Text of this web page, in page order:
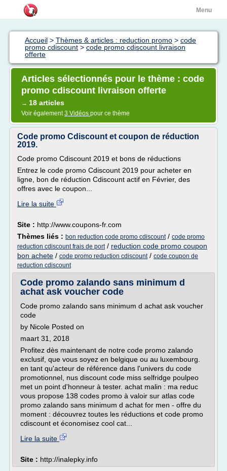
Menu
Accueil > Thèmes & articles : reduction promo > code
promo cdiscount > code promo cdiscount livraison
offerte
Articles sélectionnés pour le thème : code
promo cdiscount livraison offerte
→ 18 articles
Voir également3 Vidéos pour ce thème
Code promo Cdiscount et coupon de réduction
2019.
Code promo Cdiscount 2019 et bons de réductions
Entrez le code promo Cdiscount 2019 pour acheter en
ligne, bon de réduction Cdiscount actif en Février, des
offres avec le coupon...
Lire la suite
Site : http://www.coupons-fr.com
Thèmes liés : bon reduction code promo cdiscount/ code promo
reduction cdiscount frais de port/ reduction code promo coupon
bon achete / code promo reduction cdiscount/ code coupon de
reduction cdiscount
Code promo zalando sans minimum d
achat ask voucher code
Code promo zalando sans minimum d achat ask voucher
code
by Nicole Posted on
maart 31, 2018
Profitez dès maintenant de notre code promo zalando
exclusif, que vous soyez en belgique ou au luxembourg.
en tant qu'acteur de référence dans l'univers du code
promotionnel, nus discount code miss selfridge poulpeo
met un point d'honneur à tester. achat malin : ma reduc
vous propose 138 codes promo à valoir sur atlas code
promo zalando sans minimum d achat for men - offre du
moment : découvrez toutes les réductions et code promo
cdiscount et économisez cool cat...
Lire la suite
Site : http://inalepky.info